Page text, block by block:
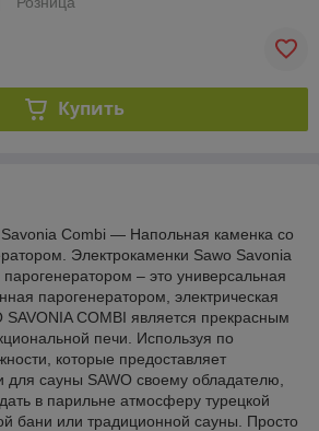
Купить
Combi — Напольная каменка cо
Электрокаменки Sawo Savonia
– это универсальная
парогенератором, электрическая
SAVONIA COMBI является прекрасным
печи. Используя по
которые предоставляет
для сауны SAWO своему обладателю,
в парильне атмосферу турецкой
бани или традиционной сауны. Просто